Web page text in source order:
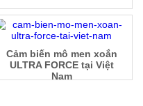
Cảm biến mô men xoắn
ULTRA FORCE tại Việt
Nam